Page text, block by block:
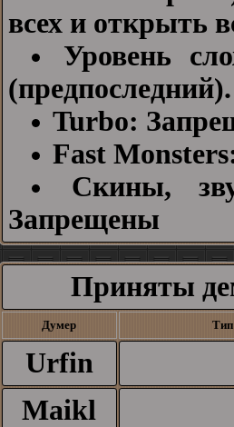
всех и открыть
Уровень
(предпоследний).
Turbo:
Fast
Скины,
Запрещены
Приняты
Думер
Urfin
Maikl